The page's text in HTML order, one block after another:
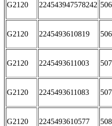
G2120 224543947578242
G2120 2245493610819
G2120 2245493611003
G2120 2245493611083
G2120 2245493610577